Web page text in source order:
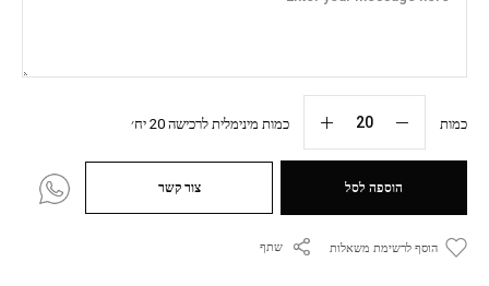
כמות כמות מינימלית לרכישה 20 יח׳
הוספה לסל צור קשר
הוסף לרשימת משאלות שתף